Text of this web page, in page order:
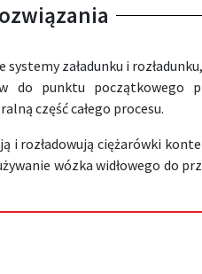
załadunku i
do punktu początkowego
część całego procesu.
i rozładowują ciężarówki
wózka widłowego do